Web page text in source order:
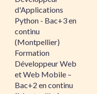
d'Applications
Python - Bac+3 en
continu
(Montpellier)
Formation
Développeur Web
et Web Mobile –
Bac+2 en continu